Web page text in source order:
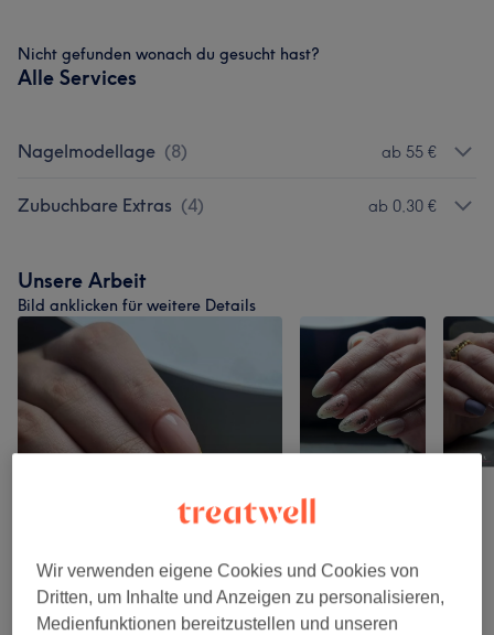
Nicht gefunden wonach du gesucht hast?
Alle Services
Nagelmodellage (8) ab 55 €
Zubuchbare Extras (4) ab 0,30 €
Unsere Arbeit
Bild anklicken für weitere Details
Wir verwenden eigene Cookies und Cookies von
Dritten, um Inhalte und Anzeigen zu personalisieren,
Medienfunktionen bereitzustellen und unseren